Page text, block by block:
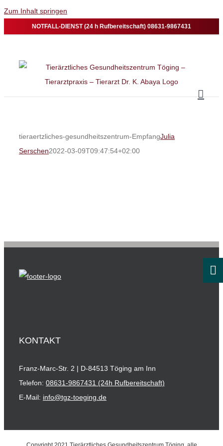
Zum Inhalt springen
NOTFALL-DIENST (24 h Rufbereitschaft) 08631-9867431
tieraertzliches-gesundheitszentrum-EmpfangJulia
Serschen2022-03-09T09:47:54+02:00
KONTAKT
Franz-Marc-Str. 2 | D-84513 Töging am Inn
Telefon: 08631-9867431 (24h Rufbereitschaft)
E-Mail: info@tgz-toeging.de